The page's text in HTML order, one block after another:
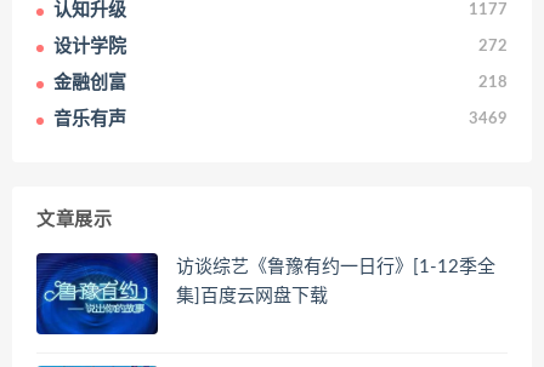
认知升级 1177
设计学院 272
金融创富 218
音乐有声 3469
文章展示
访谈综艺《鲁豫有约一日行》[1-12季全
集]百度云网盘下载